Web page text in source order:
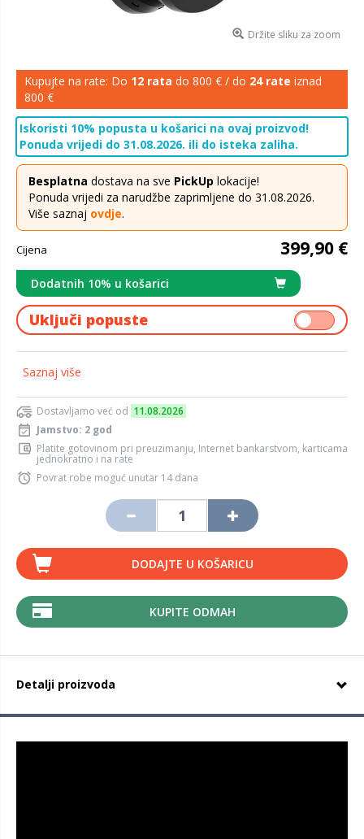
Držite sliku za zoom
Kupujte na rate: Do 12 rata do 800 € / do 24 rate iznad
800 €
Iskoristi 10% popusta u košarici na ovaj proizvod!
Ponuda vrijedi do 31.08.2026. ili do isteka zaliha.
Besplatna dostava na sve PickUp lokacije!
Ponuda vrijedi za narudžbe zaprimljene do 31.08.2026.
Više saznaj ovdje.
Cijena 399,90 €
Dodatnih 10% u košarici
Uključi popuste
Saznaj više
Dostavljamo već od 11.08.2026
Jamstvo: 2 god
Platite gotovinom pri preuzimanju, Internet bankarstvom, karticama
jednokratno i na rate
Povrat robe moguć unutar 14 dana
DODAJTE U KOŠARICU
KUPITE ODMAH
Detalji proizvoda